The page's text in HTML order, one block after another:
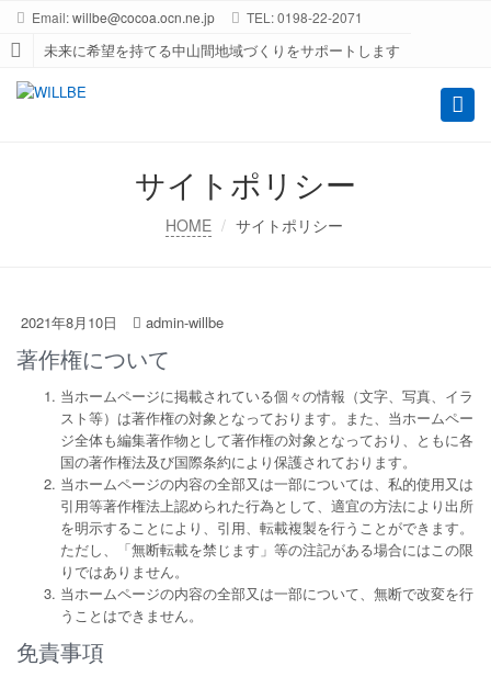
Email:willbe@cocoa.ocn.ne.jp TEL: 0198-22-2071
未来に希望を持てる中山間地域づくりをサポートします
Toggle
サイトポリシー
HOME サイトポリシー
2021年8月10日 admin-willbe
著作権について
当ホームページに掲載されている個々の情報（文字、写真、イラ
スト等）は著作権の対象となっております。また、当ホームペー
ジ全体も編集著作物として著作権の対象となっており、ともに各
国の著作権法及び国際条約により保護されております。
当ホームページの内容の全部又は一部については、私的使用又は
引用等著作権法上認められた行為として、適宜の方法により出所
を明示することにより、引用、転載複製を行うことができます。
ただし、「無断転載を禁じます」等の注記がある場合にはこの限
りではありません。
当ホームページの内容の全部又は一部について、無断で改変を行
うことはできません。
免責事項